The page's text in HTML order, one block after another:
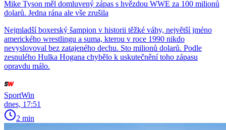
Mike Tyson měl domluvený zápas s hvězdou WWE za 100 milionů
dolarů. Jedna rána ale vše zrušila
Nejmladší boxerský šampion v historii těžké váhy, největší jméno
amerického wrestlingu a suma, kterou v roce 1990 nikdo
nevyslovoval bez zatajeného dechu. Sto milionů dolarů. Podle
zesnulého Hulka Hogana chybělo k uskutečnění toho zápasu
opravdu málo.
SportWin
dnes, 17:51
2 min